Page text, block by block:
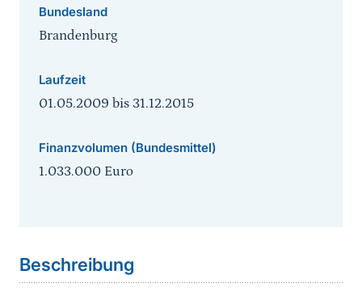
Bundesland
Brandenburg
Laufzeit
01.05.2009 bis 31.12.2015
Finanzvolumen (Bundesmittel)
1.033.000 Euro
Beschreibung